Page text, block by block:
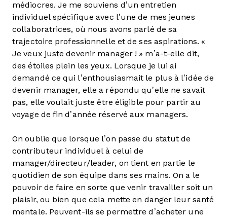
médiocres. Je me souviens d’un entretien
individuel spécifique avec l’une de mes jeunes
collaboratrices, où nous avons parlé de sa
trajectoire professionnelle et de ses aspirations. «
Je veux juste devenir manager ! » m’a-t-elle dit,
des étoiles plein les yeux. Lorsque je lui ai
demandé ce qui l’enthousiasmait le plus à l’idée de
devenir manager, elle a répondu qu’elle ne savait
pas, elle voulait juste être éligible pour partir au
voyage de fin d’année réservé aux managers.
On oublie que lorsque l’on passe du statut de
contributeur individuel à celui de
manager/directeur/leader, on tient en partie le
quotidien de son équipe dans ses mains. On a le
pouvoir de faire en sorte que venir travailler soit un
plaisir, ou bien que cela mette en danger leur santé
mentale. Peuvent-ils se permettre d’acheter une